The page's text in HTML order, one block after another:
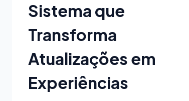
Sistema que
Transforma
Atualizações em
Experiências